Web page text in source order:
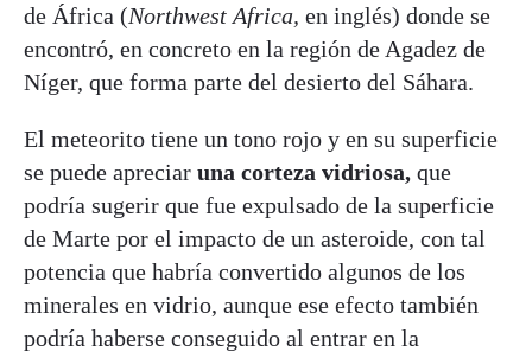
de África (Northwest Africa, en inglés) donde se
encontró, en concreto en la región de Agadez de
Níger, que forma parte del desierto del Sáhara.
El meteorito tiene un tono rojo y en su superficie
se puede apreciar una corteza vidriosa, que
podría sugerir que fue expulsado de la superficie
de Marte por el impacto de un asteroide, con tal
potencia que habría convertido algunos de los
minerales en vidrio, aunque ese efecto también
podría haberse conseguido al entrar en la